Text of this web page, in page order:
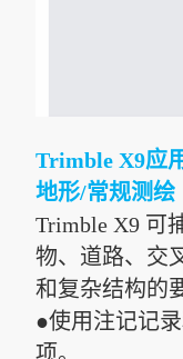
Trimble X9应
地形/常规测绘
Trimble X9 可
物、道路、交
和复杂结构的
●使用注记记
项。